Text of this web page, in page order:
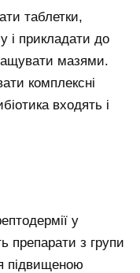
таблетки,
і прикладати до
мазями.
комплексні
входять і
у
препарати з групи
підвищеною